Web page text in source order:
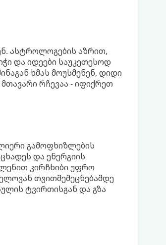
ასტროლოგების აზრით,
და იდეები საუკეთესოდ
ხმას მოუსმენენ, დიდი
რჩევაა - იფიქრეთ
გამოფხიზლების
და ენერგიის
კირჩხიბი უფრო
თვითშემეცნებამდე
ტვირთისგან და გზა